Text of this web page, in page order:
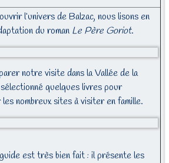
l’univers de Balzac, nous lisons en
du roman Le Père Goriot.
notre visite dans la Vallée de la
sélectionné quelques livres pour
nombreux sites à visiter en famille.
est très bien fait : il présente les